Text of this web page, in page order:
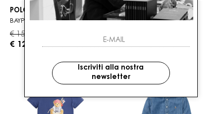
POLO RALPH LAUREN
BAYPORT
€ 150.00
€ 120.00
POLO RALPH LAUREN
BAYPORT
€ 136.00
Iscriviti alla nostra
newsletter